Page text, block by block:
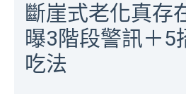
斷崖式老化真存
曝3階段警訊＋5
吃法